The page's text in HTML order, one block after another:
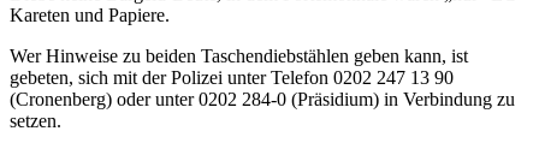
Kareten und Papiere.
Wer Hinweise zu beiden Taschendiebstählen geben kann, ist
gebeten, sich mit der Polizei unter Telefon 0202 247 13 90
(Cronenberg) oder unter 0202 284-0 (Präsidium) in Verbindung zu
setzen.